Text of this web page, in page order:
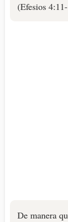
(Efesios
De manera